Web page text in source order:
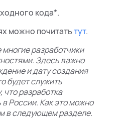
кода*.
можно почитатьтут.
разработчики
Здесь важно
и дату создания
будет служить
что разработка
России. Как это можно
в следующем разделе.